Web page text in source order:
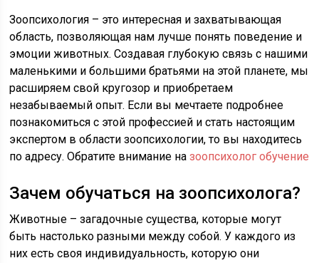
Зоопсихология – это интересная и захватывающая
область, позволяющая нам лучше понять поведение и
эмоции животных. Создавая глубокую связь с нашими
маленькими и большими братьями на этой планете, мы
расширяем свой кругозор и приобретаем
незабываемый опыт. Если вы мечтаете подробнее
познакомиться с этой профессией и стать настоящим
экспертом в области зоопсихологии, то вы находитесь
по адресу. Обратите внимание назоопсихолог обучение
Зачем обучаться на зоопсихолога?
Животные – загадочные существа, которые могут
быть настолько разными между собой. У каждого из
них есть своя индивидуальность, которую они